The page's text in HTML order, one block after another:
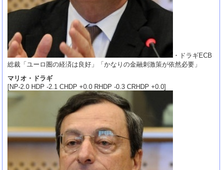
・ドラギECB
総裁「ユーロ圏の経済は良好」「かなりの金融刺激策が依然必要」
マリオ・ドラギ
[NP-2.0 HDP -2.1 CHDP +0.0 RHDP -0.3 CRHDP +0.0]